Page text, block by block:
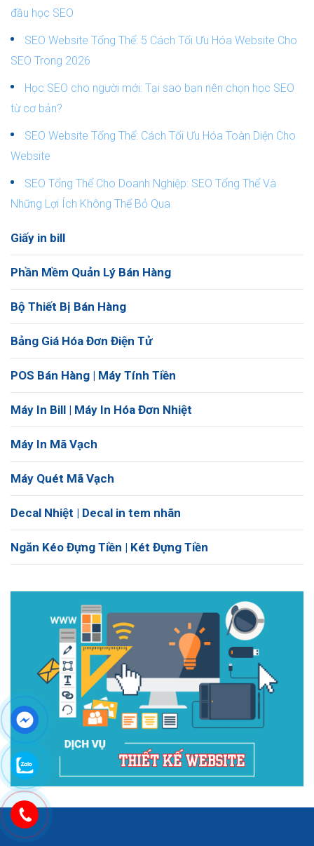
đầu học SEO
SEO Website Tổng Thể: 5 Cách Tối Ưu Hóa Website Cho
SEO Trong 2026
Học SEO cho người mới: Tại sao bạn nên chọn học SEO
từ cơ bản?
SEO Website Tổng Thể: Cách Tối Ưu Hóa Toàn Diện Cho
Website
SEO Tổng Thể Cho Doanh Nghiệp: SEO Tổng Thể Và
Những Lợi Ích Không Thể Bỏ Qua
Giấy in bill
Phần Mềm Quản Lý Bán Hàng
Bộ Thiết Bị Bán Hàng
Bảng Giá Hóa Đơn Điện Tử
POS Bán Hàng | Máy Tính Tiền
Máy In Bill | Máy In Hóa Đơn Nhiệt
Máy In Mã Vạch
Máy Quét Mã Vạch
Decal Nhiệt | Decal in tem nhãn
Ngăn Kéo Đựng Tiền | Két Đựng Tiền